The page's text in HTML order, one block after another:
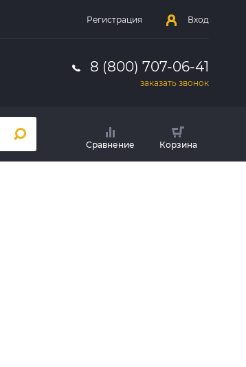
Регистрация Вход
8 (800) 707-06-41
заказать звонок
Сравнение Корзина